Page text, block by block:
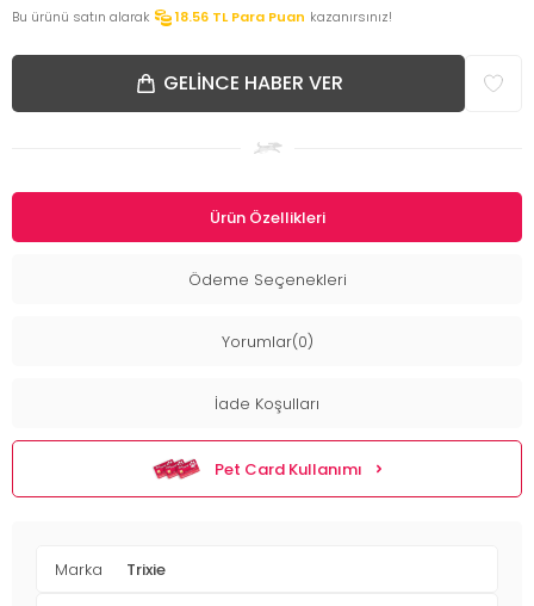
Bu ürünü satın alarak 18.56 TL Para Puan kazanırsınız!
GELINCE HABER VER
Ürün Özellikleri
Ödeme Seçenekleri
Yorumlar(0)
İade Koşulları
Pet Card Kullanımı
Marka Trixie